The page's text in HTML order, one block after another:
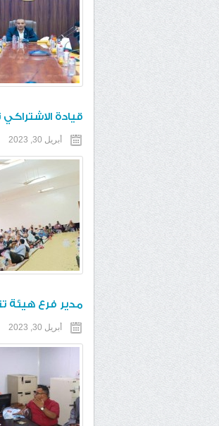
قيادة
أبريل 30, 2023
مدير فرع هيئة
أبريل 30, 2023